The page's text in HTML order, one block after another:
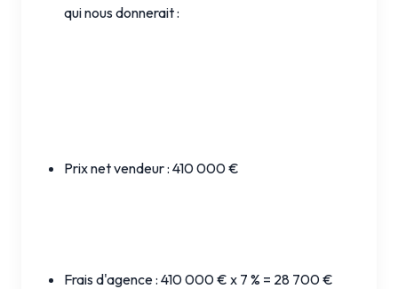
qui nous donnerait :
Prix net vendeur : 410 000 €
Frais d'agence : 410 000 € x 7 % = 28 700 €